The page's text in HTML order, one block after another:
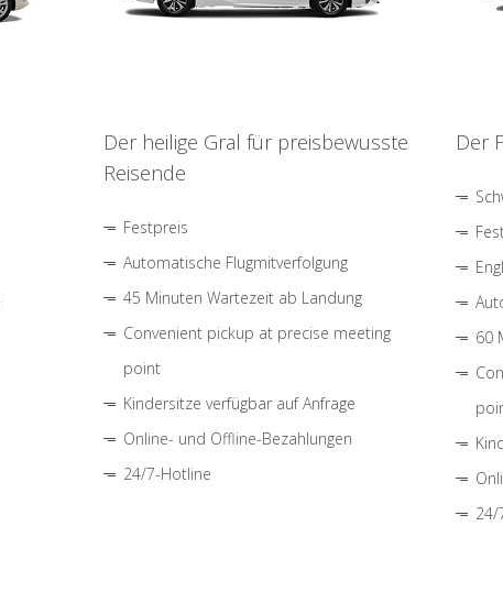
Der heilige Gral für preisbewusste
Reisende
Festpreis
Automatische Flugmitverfolgung
45 Minuten Wartezeit ab Landung
Convenient pickup at precise meeting
point
Kindersitze verfügbar auf Anfrage
Online- und Offline-Bezahlungen
24/7-Hotline
Der
60
24/